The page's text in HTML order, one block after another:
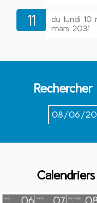
11
du lundi 10
mars 2031